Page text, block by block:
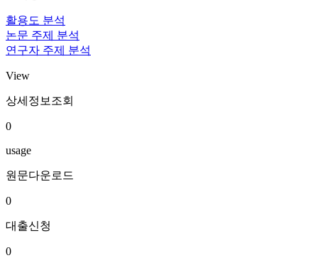
활용도 분석
논문 주제 분석
연구자 주제 분석
View
상세정보조회
0
usage
원문다운로드
0
대출신청
0